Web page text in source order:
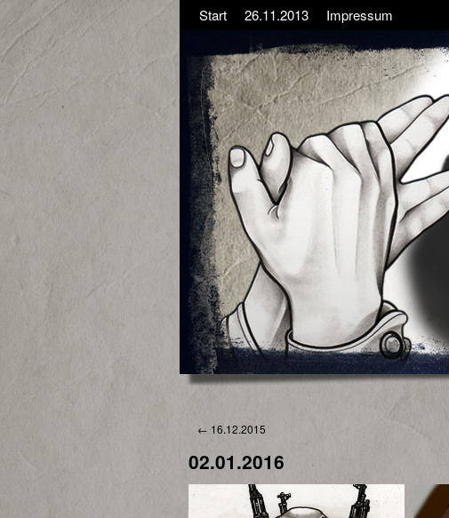
Start 26.11.2013 Impressum
← 16.12.2015
02.01.2016